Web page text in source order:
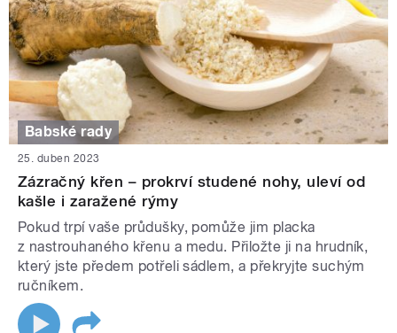
Babské rady
25. duben 2023
Zázračný křen – prokrví studené nohy, uleví od
kašle i zaražené rýmy
Pokud trpí vaše průdušky, pomůže jim placka
z nastrouhaného křenu a medu. Přiložte ji na hrudník,
který jste předem potřeli sádlem, a překryjte suchým
ručníkem.